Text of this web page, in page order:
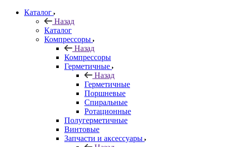
Каталог
Назад
Каталог
Компрессоры
Назад
Компрессоры
Герметичные
Назад
Герметичные
Поршневые
Спиральные
Ротационные
Полугерметичные
Винтовые
Запчасти и аксессуары